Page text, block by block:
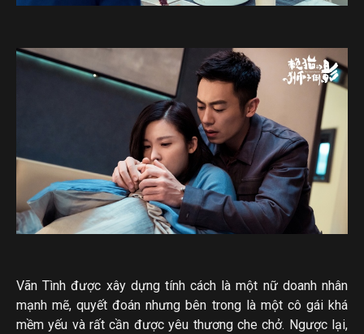
Vãn Tình được xây dựng tính cách là một nữ doanh nhân
mạnh mẽ, quyết đoán nhưng bên trong là một cô gái khá
mềm yếu và rất cần được yêu thương che chở. Ngược lại,